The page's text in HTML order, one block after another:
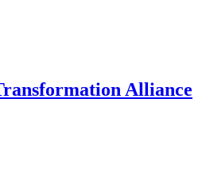
Alliance